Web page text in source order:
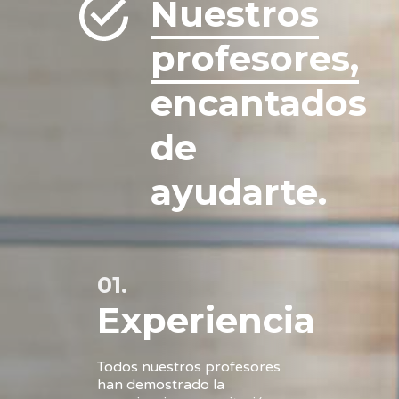
Nuestros
profesores,
encantados
de
ayudarte.
01.
Experiencia
Todos nuestros profesores
han demostrado la